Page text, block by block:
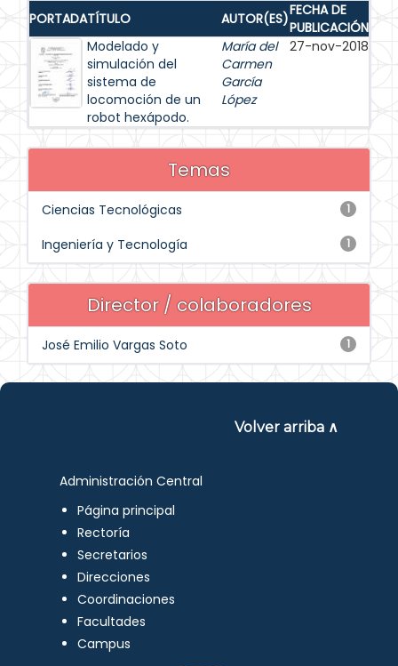
PORTADATÍTULO AUTOR(ES)FECHA DE
PUBLICACIÓN
Modelado y
simulación del
sistema de
locomoción de un
robot hexápodo.
María del
Carmen
García
López
27-nov-2018
Temas
1
Ciencias Tecnológicas
1
Ingeniería y Tecnología
Director / colaboradores
1
José Emilio Vargas Soto
Volver arriba ∧
Administración Central
Página principal
Rectoría
Secretarios
Direcciones
Coordinaciones
Facultades
Campus